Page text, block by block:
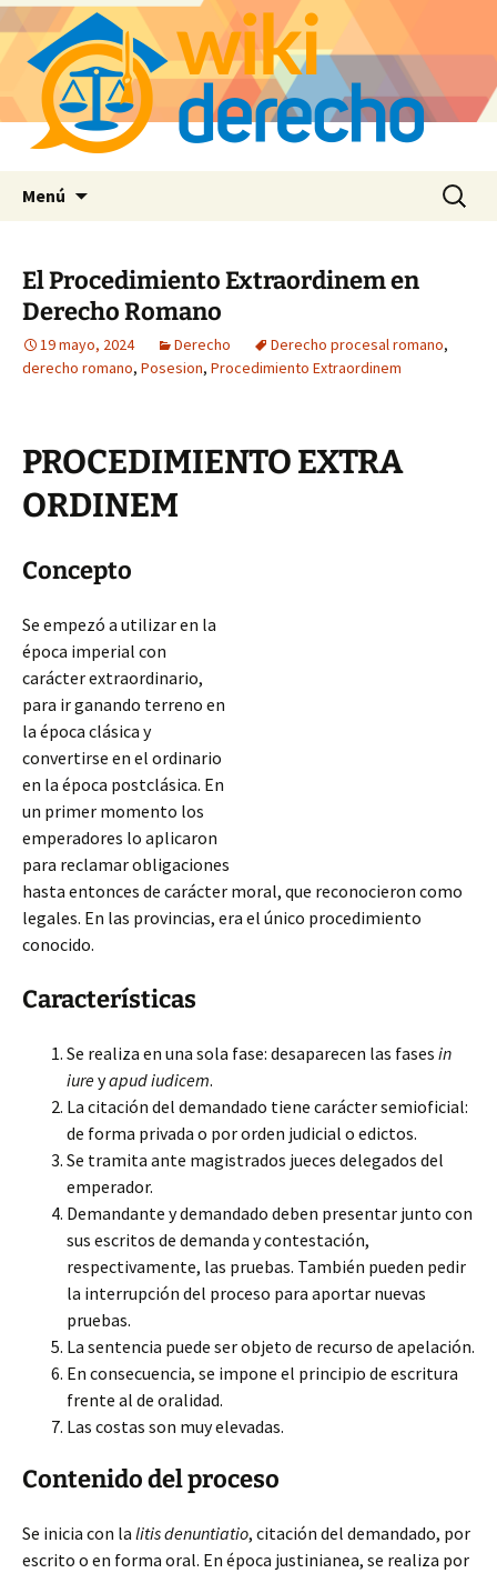
Menú Buscar:
El Procedimiento Extraordinem en
Derecho Romano
19 mayo, 2024 Derecho Derecho procesal romano,
derecho romano, Posesion, Procedimiento Extraordinem
PROCEDIMIENTO EXTRA
ORDINEM
Concepto
Se empezó a utilizar en la
época imperial con
carácter extraordinario,
para ir ganando terreno en
la época clásica y
convertirse en el ordinario
en la época postclásica. En
un primer momento los
emperadores lo aplicaron
para reclamar obligaciones
hasta entonces de carácter moral, que reconocieron como
legales. En las provincias, era el único procedimiento
conocido.
Características
Se realiza en una sola fase: desaparecen las fases in
iureyapud iudicem.
La citación del demandado tiene carácter semioficial:
de forma privada o por orden judicial o edictos.
Se tramita ante magistrados jueces delegados del
emperador.
Demandante y demandado deben presentar junto con
sus escritos de demanda y contestación,
respectivamente, las pruebas. También pueden pedir
la interrupción del proceso para aportar nuevas
pruebas.
La sentencia puede ser objeto de recurso de apelación.
En consecuencia, se impone el principio de escritura
frente al de oralidad.
Las costas son muy elevadas.
Contenido del proceso
Se inicia con la litis denuntiatio, citación del demandado, por
escrito o en forma oral. En época justinianea, se realiza por